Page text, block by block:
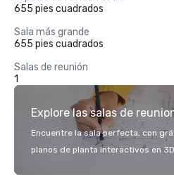
655 pies cuadrados
Sala más grande
655 pies cuadrados
Salas de reunión
1
Explore las salas de
Encuentre la sala perfecta, con
planos de planta interactivos en